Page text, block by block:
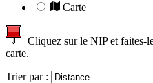
Carte
Cliquez sur le NIP et faites-
carte.
Trier par :